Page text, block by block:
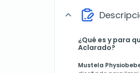
expand_more
¿Qué es y para
Aclarado?
Mustela